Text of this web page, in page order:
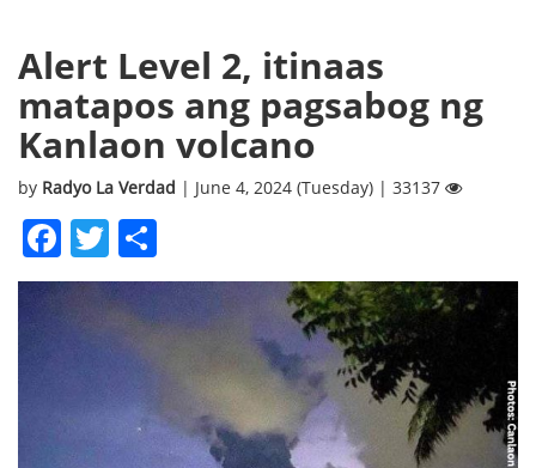
Alert Level 2, itinaas
matapos ang pagsabog ng
Kanlaon volcano
by Radyo La Verdad | June 4, 2024 (Tuesday) | 33137
Facebook
Twitter